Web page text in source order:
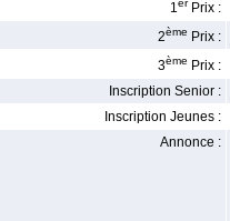
1er Prix :
2ème Prix :
3ème Prix :
Inscription Senior :
Inscription Jeunes :
Annonce :